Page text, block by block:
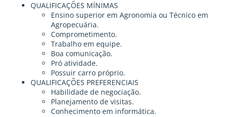
QUALIFICAÇÕES MÍNIMAS
Ensino superior em Agronomia ou Técnico em
Agropecuária.
Comprometimento.
Trabalho em equipe.
Boa comunicação.
Pró atividade.
Possuir carro próprio.
QUALIFICAÇÕES PREFERENCIAIS
Habilidade de negociação.
Planejamento de visitas.
Conhecimento em informática.